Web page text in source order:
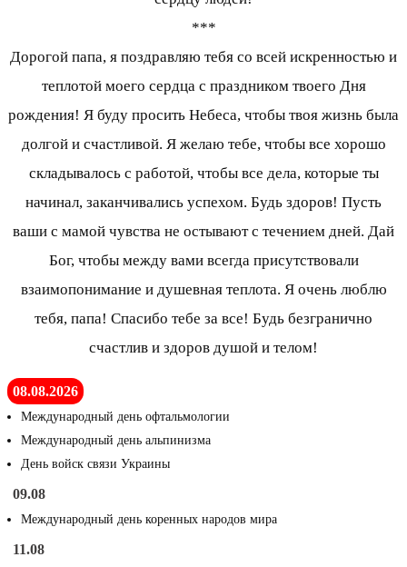
***
Дорогой папа, я поздравляю тебя со всей искренностью и
теплотой моего сердца с праздником твоего Дня
рождения! Я буду просить Небеса, чтобы твоя жизнь была
долгой и счастливой. Я желаю тебе, чтобы все хорошо
складывалось с работой, чтобы все дела, которые ты
начинал, заканчивались успехом. Будь здоров! Пусть
ваши с мамой чувства не остывают с течением дней. Дай
Бог, чтобы между вами всегда присутствовали
взаимопонимание и душевная теплота. Я очень люблю
тебя, папа! Спасибо тебе за все! Будь безгранично
счастлив и здоров душой и телом!
08.08.2026
Международный день офтальмологии
Международный день альпинизма
День войск связи Украины
09.08
Международный день коренных народов мира
11.08